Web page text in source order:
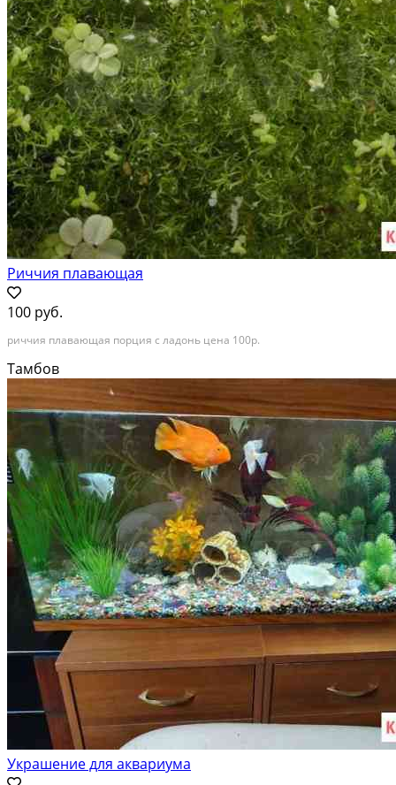
Риччия плавающая
100 руб.
риччия плавающая порция с ладонь цена 100р.
Тамбов
Украшение для аквариума